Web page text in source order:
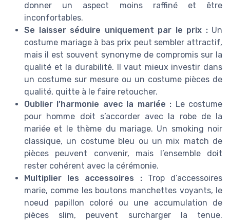
donner un aspect moins raffiné et être
inconfortables.
Se laisser séduire uniquement par le prix :Un
costume mariage à bas prix peut sembler attractif,
mais il est souvent synonyme de compromis sur la
qualité et la durabilité. Il vaut mieux investir dans
un costume sur mesure ou un costume pièces de
qualité, quitte à le faire retoucher.
Oublier l’harmonie avec la mariée : Le costume
pour homme doit s’accorder avec la robe de la
mariée et le thème du mariage. Un smoking noir
classique, un costume bleu ou un mix match de
pièces peuvent convenir, mais l’ensemble doit
rester cohérent avec la cérémonie.
Multiplier les accessoires :Trop d’accessoires
marie, comme les boutons manchettes voyants, le
noeud papillon coloré ou une accumulation de
pièces slim, peuvent surcharger la tenue.